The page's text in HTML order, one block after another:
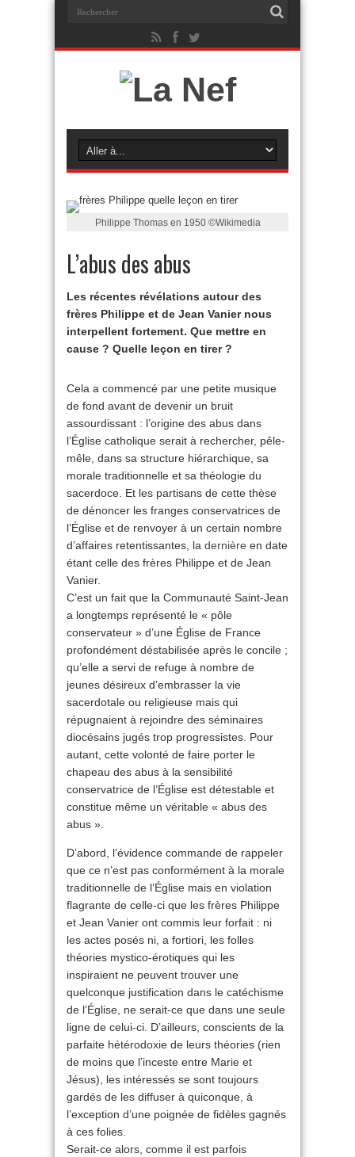
Philippe Thomas en 1950 ©Wikimedia
L’abus des abus
Les récentes révélations autour des
frères Philippe et de Jean Vanier nous
interpellent fortement. Que mettre en
cause ? Quelle leçon en tirer ?
Cela a commencé par une petite musique
de fond avant de devenir un bruit
assourdissant : l’origine des abus dans
l’Église catholique serait à rechercher, pêle-
mêle, dans sa structure hiérarchique, sa
morale traditionnelle et sa théologie du
sacerdoce. Et les partisans de cette thèse
de dénoncer les franges conservatrices de
l’Église et de renvoyer à un certain nombre
d’affaires retentissantes, la dernière en date
étant celle des frères Philippe et de Jean
Vanier.
C’est un fait que la Communauté Saint-Jean
a longtemps représenté le « pôle
conservateur » d’une Église de France
profondément déstabilisée après le concile ;
qu’elle a servi de refuge à nombre de
jeunes désireux d’embrasser la vie
sacerdotale ou religieuse mais qui
répugnaient à rejoindre des séminaires
diocésains jugés trop progressistes. Pour
autant, cette volonté de faire porter le
chapeau des abus à la sensibilité
conservatrice de l’Église est détestable et
constitue même un véritable « abus des
abus ».
D’abord, l’évidence commande de rappeler
que ce n’est pas conformément à la morale
traditionnelle de l’Église mais en violation
flagrante de celle-ci que les frères Philippe
et Jean Vanier ont commis leur forfait : ni
les actes posés ni, a fortiori, les folles
théories mystico-érotiques qui les
inspiraient ne peuvent trouver une
quelconque justification dans le catéchisme
de l’Église, ne serait-ce que dans une seule
ligne de celui-ci. D’ailleurs, conscients de la
parfaite hétérodoxie de leurs théories (rien
de moins que l’inceste entre Marie et
Jésus), les intéressés se sont toujours
gardés de les diffuser à quiconque, à
l’exception d’une poignée de fidèles gagnés
à ces folies.
Serait-ce alors, comme il est parfois